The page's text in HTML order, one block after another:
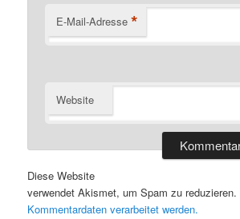
E-Mail-Adresse *
Website
Diese Website
verwendet Akismet, um Spam zu reduzieren.
Kommentardaten verarbeitet werden.